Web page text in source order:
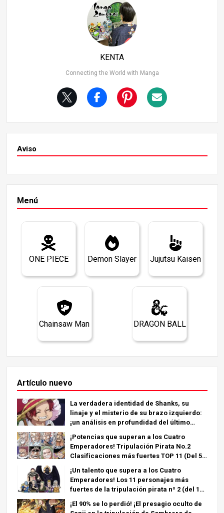
sta y a menudo se le compara con Nanami Kento, pero s
u impresión es diferente: si Nanami es un oficinista de éli
te capaz, Iori da la impresión de ser un oficinista melanc
ólico. Iori Utahime es miembro de la escuela técnica de p
restidigitación y apoya a los prestidigitadores como ayud
ante de supervisor. Su función es transportar a los presti
gar y realizar tareas de apoyo como descargar el libro m
ayor. Por ejemplo, en la sección de menores, informa a It
adori y a su equipo de la situación en el lugar y confirma
sus funciones. Iori Utahime solía ser un aspirante a hechi
KENTA
Connecting the World with Manga
Aviso
Menú
ONE PIECE Demon Slayer Jujutsu Kaisen
Chainsaw Man DRAGON BALL
Artículo nuevo
La verdadera identidad de Shanks, su
linaje y el misterio de su brazo izquierdo:
¡un análisis en profundidad del último
¡Potencias que superan a los Cuatro
Emperadores! Tripulación Pirata No.2
Clasificaciones más fuertes TOP 11 (Del 5º
¡Un talento que supera a los Cuatro
Emperadores! Los 11 personajes más
fuertes de la tripulación pirata nº 2 (del 11º
¡El 90% se lo perdió! ¡El presagio oculto de